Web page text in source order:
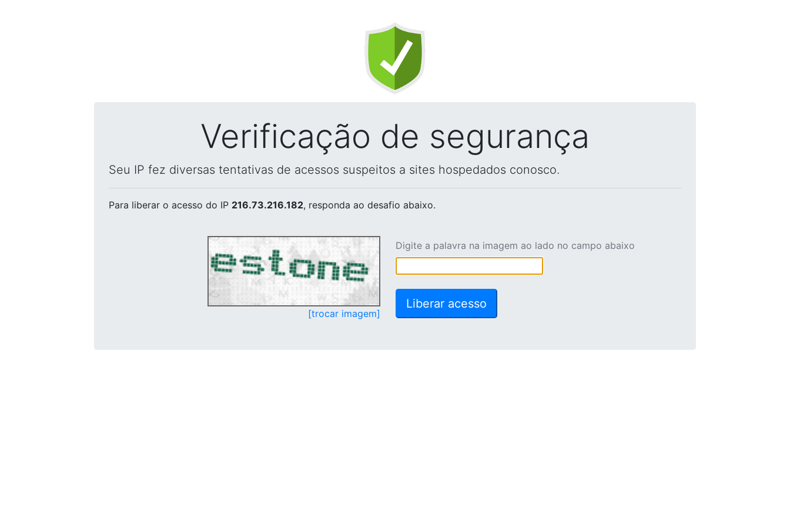
Verificação de segurança
Seu IP fez diversas tentativas de acessos suspeitos a sites hospedados conosco.
Para liberar o acesso do IP 216.73.216.182, responda ao desafio abaixo.
[trocar imagem]
Digite a palavra na imagem ao lado no campo abaixo